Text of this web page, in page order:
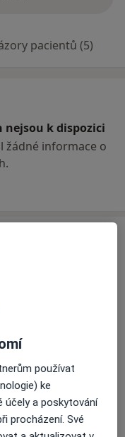
pacientů (5)
nejsou k dispozici
žádné informace o
v nové záložce
aktivní
používat
ke
a poskytování
procházení. Své